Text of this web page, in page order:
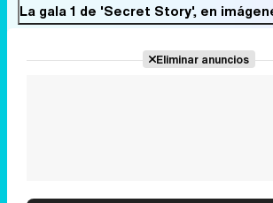
La gala 1 de 'Secret Story', en
Eliminar anuncios